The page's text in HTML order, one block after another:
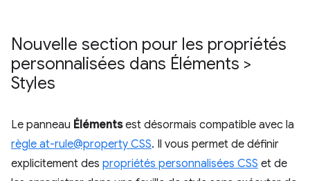
Nouvelle section pour les propriétés
personnalisées dans Éléments >
Styles
Le panneau Élémentsest désormais compatible avec la
règle at-rule@property CSS. Il vous permet de définir
explicitement des propriétés personnalisées CSS et de